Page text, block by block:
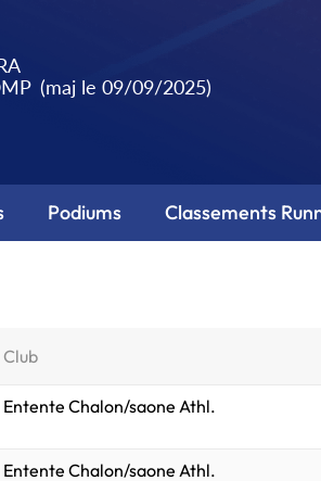
(maj le 09/09/2025)
Podiums Classements
Club
Entente Chalon/saone Athl.
Entente Chalon/saone Athl.